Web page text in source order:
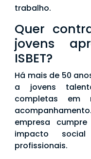
trabalho.
Quer
jovens
ISBET?
Há mais de 50
a jovens
completas em
empresa
impacto
profissionais.